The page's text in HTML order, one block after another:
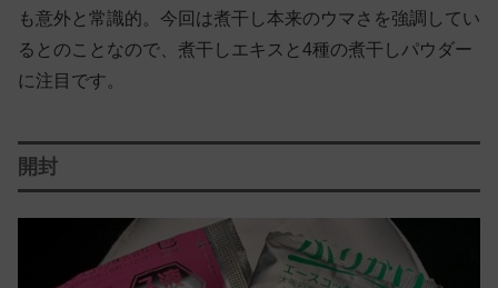
も意外と常識的。今回は煮干し本来のウマさを強調してい
るとのことなので、煮干しエキスと4種の煮干しパウダー
に注目です。
開封